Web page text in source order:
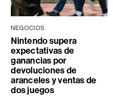
NEGOCIOS
Nintendo supera
expectativas de
ganancias por
devoluciones de
aranceles y ventas de
dos juegos